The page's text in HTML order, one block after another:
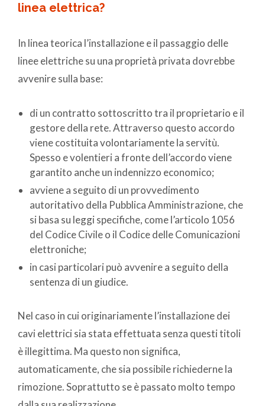
linea elettrica?
In linea teorica l’installazione e il passaggio delle
linee elettriche su una proprietà privata dovrebbe
avvenire sulla base:
di un contratto sottoscritto tra il proprietario e il
gestore della rete. Attraverso questo accordo
viene costituita volontariamente la servitù.
Spesso e volentieri a fronte dell’accordo viene
garantito anche un indennizzo economico;
avviene a seguito di un provvedimento
autoritativo della Pubblica Amministrazione, che
si basa su leggi specifiche, come l’articolo 1056
del Codice Civile o il Codice delle Comunicazioni
elettroniche;
in casi particolari può avvenire a seguito della
sentenza di un giudice.
Nel caso in cui originariamente l’installazione dei
cavi elettrici sia stata effettuata senza questi titoli
è illegittima. Ma questo non significa,
automaticamente, che sia possibile richiederne la
rimozione. Soprattutto se è passato molto tempo